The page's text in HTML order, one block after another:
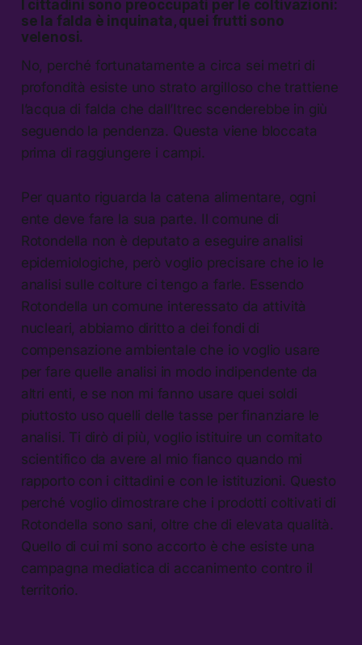
I cittadini sono preoccupati per le coltivazioni:
se la falda è inquinata, quei frutti sono
velenosi.
No, perché fortunatamente a circa sei metri di
profondità esiste uno strato argilloso che trattiene
l’acqua di falda che dall’Itrec scenderebbe in giù
seguendo la pendenza. Questa viene bloccata
prima di raggiungere i campi.
Per quanto riguarda la catena alimentare, ogni
ente deve fare la sua parte. Il comune di
Rotondella non è deputato a eseguire analisi
epidemiologiche, però voglio precisare che io le
analisi sulle colture ci tengo a farle. Essendo
Rotondella un comune interessato da attività
nucleari, abbiamo diritto a dei fondi di
compensazione ambientale che io voglio usare
per fare quelle analisi in modo indipendente da
altri enti, e se non mi fanno usare quei soldi
piuttosto uso quelli delle tasse per finanziare le
analisi. Ti dirò di più, voglio istituire un comitato
scientifico da avere al mio fianco quando mi
rapporto con i cittadini e con le istituzioni. Questo
perché voglio dimostrare che i prodotti coltivati di
Rotondella sono sani, oltre che di elevata qualità.
Quello di cui mi sono accorto è che esiste una
campagna mediatica di accanimento contro il
territorio.